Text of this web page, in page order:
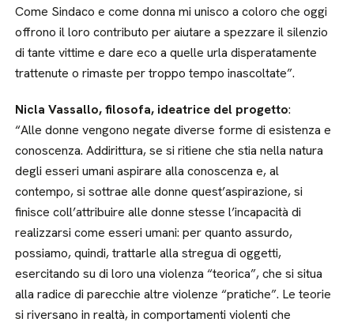
Come Sindaco e come donna mi unisco a coloro che oggi
offrono il loro contributo per aiutare a spezzare il silenzio
di tante vittime e dare eco a quelle urla disperatamente
trattenute o rimaste per troppo tempo inascoltate”.
Nicla Vassallo, filosofa, ideatrice del progetto:
“Alle donne vengono negate diverse forme di esistenza e
conoscenza. Addirittura, se si ritiene che stia nella natura
degli esseri umani aspirare alla conoscenza e, al
contempo, si sottrae alle donne quest’aspirazione, si
finisce coll’attribuire alle donne stesse l’incapacità di
realizzarsi come esseri umani: per quanto assurdo,
possiamo, quindi, trattarle alla stregua di oggetti,
esercitando su di loro una violenza “teorica”, che si situa
alla radice di parecchie altre violenze “pratiche”. Le teorie
si riversano in realtà, in comportamenti violenti che